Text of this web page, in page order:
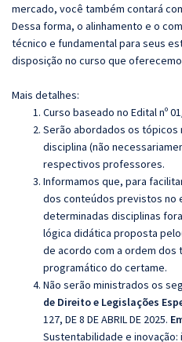
mercado, você também contará
Dessa forma, o alinhamento e o
técnico e fundamental para seus
disposição no curso que
Mais detalhes:
Curso baseado no Edital nº
Serão abordados os tópicos
disciplina (não
respectivos professores.
Informamos que, para
dos conteúdos previstos no
determinadas disciplinas
lógica didática proposta
de acordo com a ordem dos
programático do certame.
Não serão ministrados os
de Direito e Legislações
127, DE 8 DE ABRIL DE 2025.
Sustentabilidade e